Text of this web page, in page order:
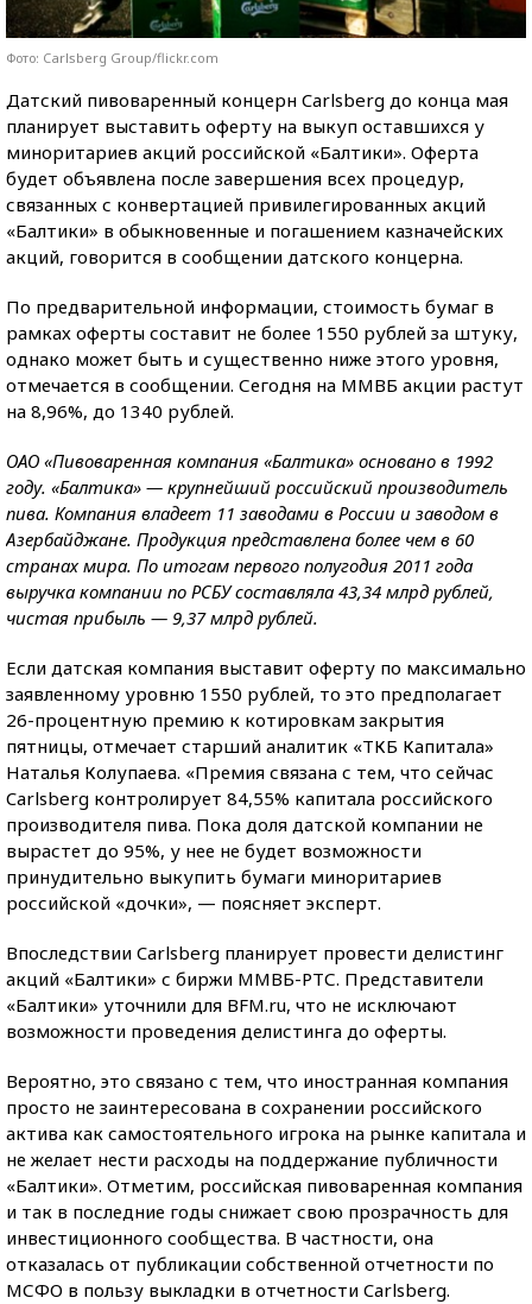
Фото: Carlsberg Group/flickr.com
Датский пивоваренный концерн Carlsberg до конца мая
планирует выставить оферту на выкуп оставшихся у
миноритариев акций российской «Балтики». Оферта
будет объявлена после завершения всех процедур,
связанных с конвертацией привилегированных акций
«Балтики» в обыкновенные и погашением казначейских
акций, говорится в сообщении датского концерна.
По предварительной информации, стоимость бумаг в
рамках оферты составит не более 1550 рублей за штуку,
однако может быть и существенно ниже этого уровня,
отмечается в сообщении. Сегодня на ММВБ акции растут
на 8,96%, до 1340 рублей.
ОАО «Пивоваренная компания «Балтика» основано в 1992
году. «Балтика» — крупнейший российский производитель
пива. Компания владеет 11 заводами в России и заводом в
Азербайджане. Продукция представлена более чем в 60
странах мира. По итогам первого полугодия 2011 года
выручка компании по РСБУ составляла 43,34 млрд рублей,
чистая прибыль — 9,37 млрд рублей.
Если датская компания выставит оферту по максимально
заявленному уровню 1550 рублей, то это предполагает
26-процентную премию к котировкам закрытия
пятницы, отмечает старший аналитик «ТКБ Капитала»
Наталья Колупаева. «Премия связана с тем, что сейчас
Carlsberg контролирует 84,55% капитала российского
производителя пива. Пока доля датской компании не
вырастет до 95%, у нее не будет возможности
принудительно выкупить бумаги миноритариев
российской «дочки», — поясняет эксперт.
Впоследствии Carlsberg планирует провести делистинг
акций «Балтики» с биржи ММВБ-РТС. Представители
«Балтики» уточнили для BFM.ru, что не исключают
возможности проведения делистинга до оферты.
Вероятно, это связано с тем, что иностранная компания
просто не заинтересована в сохранении российского
актива как самостоятельного игрока на рынке капитала и
не желает нести расходы на поддержание публичности
«Балтики». Отметим, российская пивоваренная компания
и так в последние годы снижает свою прозрачность для
инвестиционного сообщества. В частности, она
отказалась от публикации собственной отчетности по
МСФО в пользу выкладки в отчетности Carlsberg.